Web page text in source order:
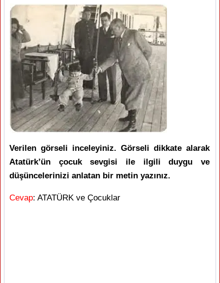
Verilen görseli inceleyiniz. Görseli dikkate alarak
Atatürk’ün çocuk sevgisi ile ilgili duygu ve
düşüncelerinizi anlatan bir metin yazınız.
Cevap: ATATÜRK ve Çocuklar